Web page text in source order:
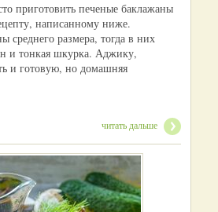
приготовить печеные баклажаны
написанному ниже.
среднего размера, тогда в них
и тонкая шкурка. Аджику,
и готовую, но домашняя
читать дальше